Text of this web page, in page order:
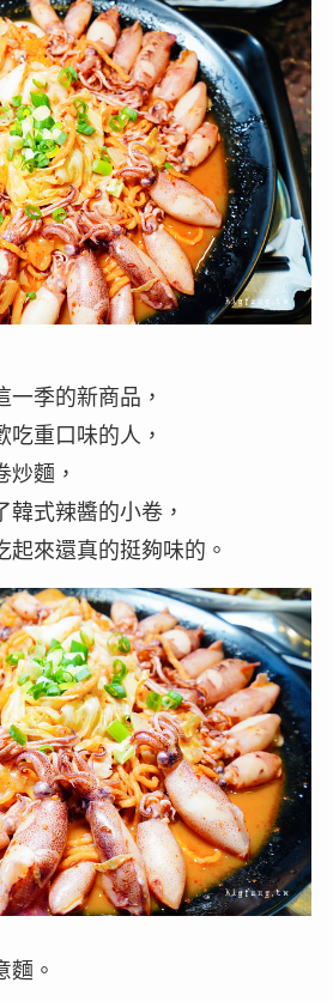
季的新商品，
吃重口味的人，
炒麵，
韓式辣醬的小卷，
起來還真的挺夠味的。
麵。